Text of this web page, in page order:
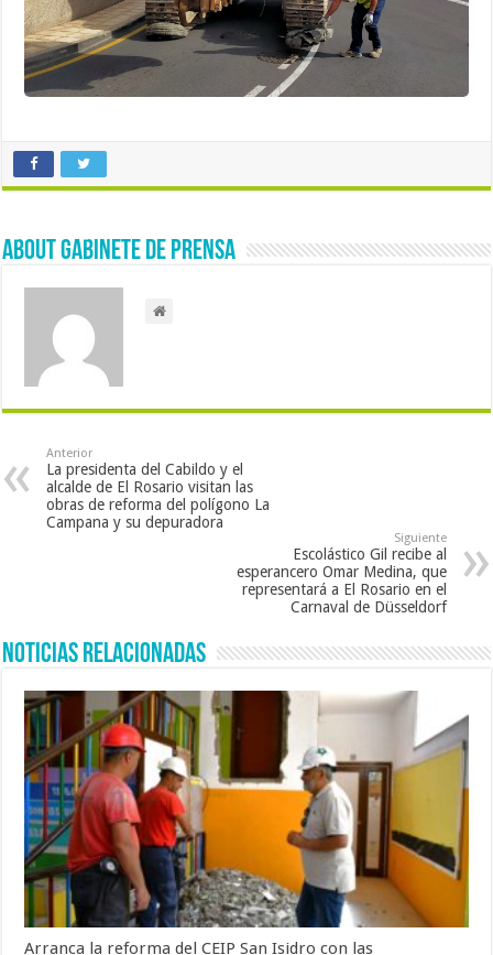
About Gabinete de Prensa
Anterior
La presidenta del Cabildo y el
alcalde de El Rosario visitan las
obras de reforma del polígono La
Campana y su depuradora
Siguiente
Escolástico Gil recibe al
esperancero Omar Medina, que
representará a El Rosario en el
Carnaval de Düsseldorf
Noticias Relacionadas
Arranca la reforma del CEIP San Isidro con las